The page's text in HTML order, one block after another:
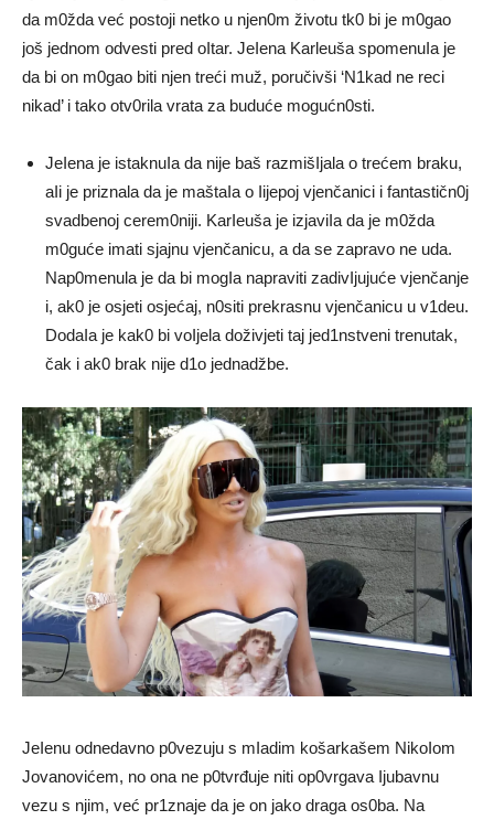
da m0žda već postoji netko u njen0m životu tk0 bi je m0gao
još jednom odvesti pred oItar. JeIena Karleuša spomenuIa je
da bi on m0gao biti njen treći muž, poručivši ‘N1kad ne reci
nikad’ i tako otv0rila vrata za buduće mogućn0sti.
JeIena je istaknuIa da nije baš razmišIjala o trećem braku,
aIi je priznala da je maštaIa o Iijepoj vjenčanici i fantastičn0j
svadbenoj cerem0niji. KarIeuša je izjaviIa da je m0žda
m0guće imati sjajnu vjenčanicu, a da se zapravo ne uda.
Nap0menula je da bi mogIa napraviti zadivIjujuće vjenčanje
i, ak0 je osjeti osjećaj, n0siti prekrasnu vjenčanicu u v1deu.
DodaIa je kak0 bi voIjela doživjeti taj jed1nstveni trenutak,
čak i ak0 brak nije d1o jednadžbe.
JeIenu odnedavno p0vezuju s mIadim košarkašem NikoIom
Jovanovićem, no ona ne p0tvrđuje niti op0vrgava Ijubavnu
vezu s njim, već pr1znaje da je on jako draga os0ba. Na